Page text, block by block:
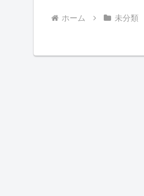
ホーム 未分類